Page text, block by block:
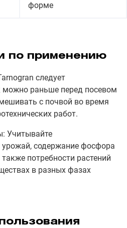
форме
по применению
следует
можно раньше перед посевом
с почвой во время
работ.
Учитывайте
содержание фосфора
потребности растений
в разных фазах